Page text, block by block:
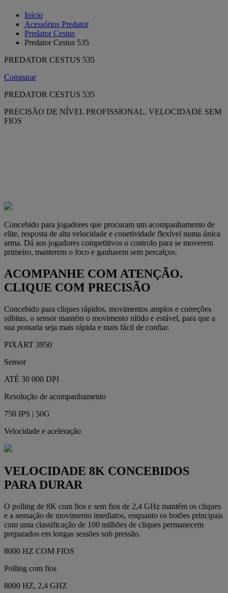
Início
Acessórios Predator
Predator Cestus
Predator Cestus 535
PREDATOR CESTUS 535
Comparar
PREDATOR CESTUS 535
PRECISÃO DE NÍVEL PROFISSIONAL. VELOCIDADE SEM
FIOS
Concebido para jogadores que procuram um acompanhamento de
elite, resposta de alta velocidade e conetividade flexível numa única
arma. Dá aos jogadores competitivos o controlo para se moverem
primeiro, manterem o foco e ganharem sem percalços.
ACOMPANHE COM ATENÇÃO.
CLIQUE COM PRECISÃO
Concebido para cliques rápidos, movimentos amplos e correções
súbitas, o sensor mantém o movimento nítido e estável, para que a
sua pontaria seja mais rápida e mais fácil de confiar.
PIXART 3950
Sensor
ATÉ 30 000 DPI
Resolução de acompanhamento
750 IPS | 50G
Velocidade e aceleração
VELOCIDADE 8K CONCEBIDOS
PARA DURAR
O polling de 8K com fios e sem fios de 2,4 GHz mantém os cliques
e a sensação de movimento imediatos, enquanto os botões principais
com uma classificação de 100 milhões de cliques permanecem
preparados em longas sessões sob pressão.
8000 HZ COM FIOS
Polling com fios
8000 HZ, 2,4 GHZ